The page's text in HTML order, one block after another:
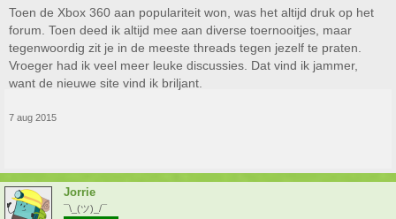
Toen de Xbox 360 aan populariteit won, was het altijd druk op het
forum. Toen deed ik altijd mee aan diverse toernooitjes, maar
tegenwoordig zit je in de meeste threads tegen jezelf te praten.
Vroeger had ik veel meer leuke discussies. Dat vind ik jammer,
want de nieuwe site vind ik briljant.
7 aug 2015
Jorrie
¯\_(ツ)_/¯